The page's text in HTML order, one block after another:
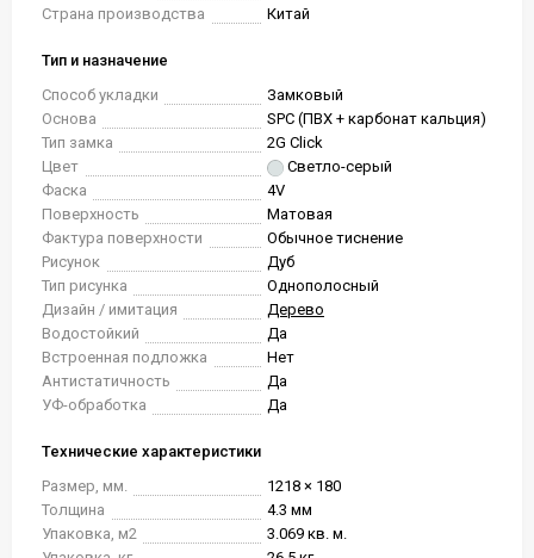
Страна производства
Китай
Тип и назначение
Способ укладки
Замковый
Основа
SPC (ПВХ + карбонат кальция)
Тип замка
2G Click
Цвет
Светло-серый
Фаска
4V
Поверхность
Матовая
Фактура поверхности
Обычное тиснение
Рисунок
Дуб
Тип рисунка
Однополосный
Дизайн / имитация
Дерево
Водостойкий
Да
Встроенная подложка
Нет
Антистатичность
Да
УФ-обработка
Да
Технические характеристики
Размер, мм.
1218 × 180
Толщина
4.3 мм
Упаковка, м2
3.069 кв. м.